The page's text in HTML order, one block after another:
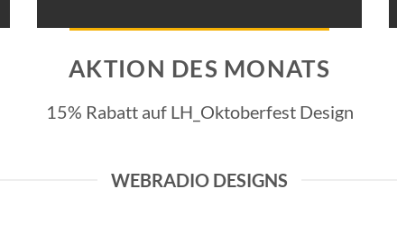
AKTION DES MONATS
15% Rabatt auf LH_Oktoberfest Design
WEBRADIO DESIGNS